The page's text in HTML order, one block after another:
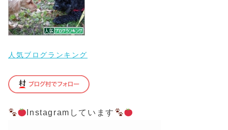
人気ブログランキング
Instagramしています